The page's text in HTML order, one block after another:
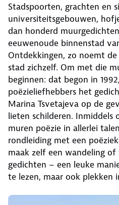
Stadspoorten, grachten en
universiteitsgebouwen,
dan honderd
eeuwenoude binnenstad
Ontdekkingen, zo noemt
stad zichzelf. Om met die
beginnen: dat begon in
poëzieliefhebbers het
Marina Tsvetajeva op de
lieten schilderen. Inmiddels
muren poëzie in allerlei
rondleiding met een
maak zelf een wandeling
gedichten – een leuke
te lezen, maar ook plekken